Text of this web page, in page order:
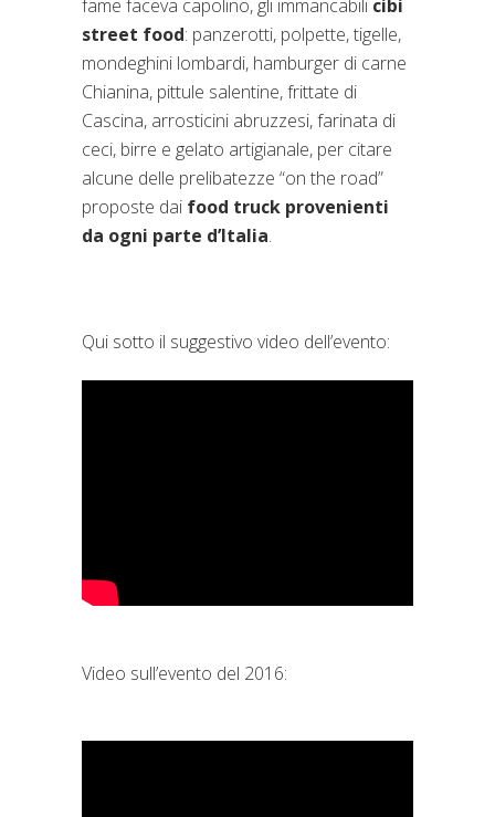
fame faceva capolino, gli immancabili cibi
street food: panzerotti, polpette, tigelle,
mondeghini lombardi, hamburger di carne
Chianina, pittule salentine, frittate di
Cascina, arrosticini abruzzesi, farinata di
ceci, birre e gelato artigianale, per citare
alcune delle prelibatezze “on the road”
proposte dai food truck provenienti
da ogni parte d’Italia.
Qui sotto il suggestivo video dell’evento:
Video sull’evento del 2016: